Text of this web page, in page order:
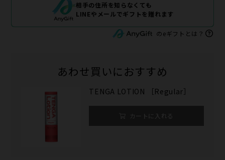
相手の住所を知らなくても
LINEやメールでギフトを贈れます
のeギフトとは？
あわせ買いにおすすめ
TENGA LOTION ［Regular］